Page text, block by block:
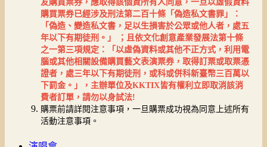
友購買票券，應取得該個資所有人同意，一旦以虛假資料
購買票券已經涉及刑法第二百十條「偽造私文書罪」：
「偽造、變造私文書，足以生損害於公眾或他人者，處五
年以下有期徒刑。」
；且依文化創意產業發展法第十條
之一第三項規定：「以虛偽資料或其他不正方式，利用電
腦或其他相關設備購買藝文表演票券，取得訂票或取票憑
證者，處三年以下有期徒刑，或科或併科新臺幣三百萬以
下罰金。」，主辦單位及KKTIX皆有權利立即取消該消
費者訂單，請勿以身試法!
購票前請詳閱注意事項，一旦購票成功視為同意上述所有
活動注意事項。